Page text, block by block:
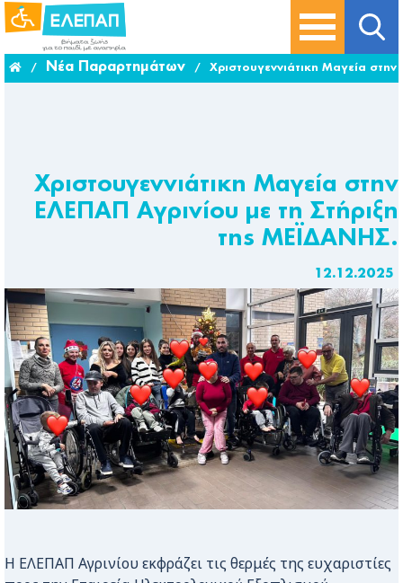
/ Νέα Παραρτημάτων / Χριστουγεννιάτικη Μαγεία
Χριστουγεννιάτικη Μαγεία στην
ΕΛΕΠΑΠ Αγρινίου με τη Στήριξη
της ΜΕΪΔΑΝΗΣ.
12.12.2025
Η ΕΛΕΠΑΠ Αγρινίου εκφράζει τις θερμές της ευχαριστίες